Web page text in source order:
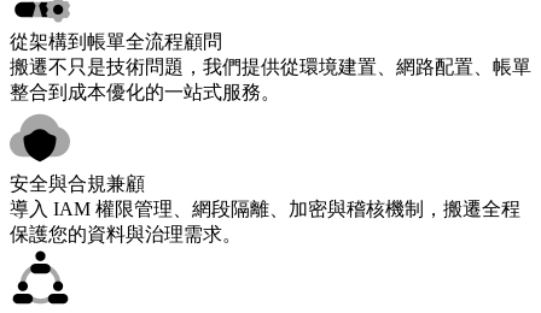
從架構到帳單全流程顧問
搬遷不只是技術問題，我們提供從環境建置、網路配置、帳單
整合到成本優化的一站式服務。
安全與合規兼顧
導入 IAM 權限管理、網段隔離、加密與稽核機制，搬遷全程
保護您的資料與治理需求。